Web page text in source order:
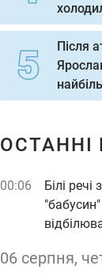
Після
00:06
Білі
06 серпня,